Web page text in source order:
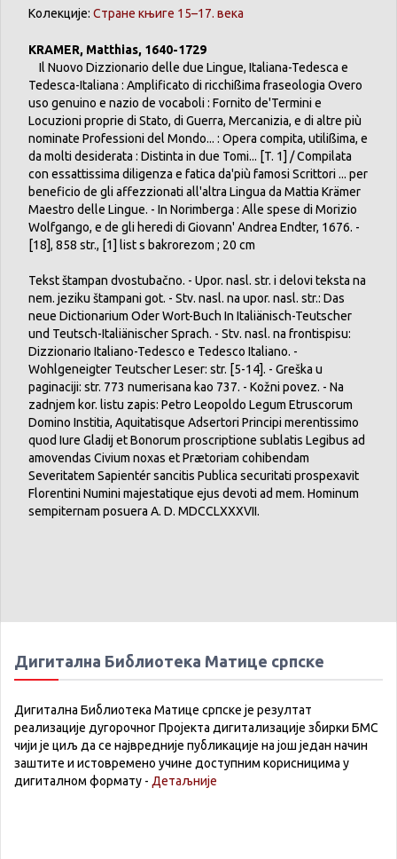
Колекције: Стране књиге 15–17. века
KRAMER, Matthias, 1640-1729
Il Nuovo Dizzionario delle due Lingue, Italiana-Tedesca e
Tedesca-Italiana : Amplificato di ricchißima fraseologia Overo
uso genuino e nazio de vocaboli : Fornito de'Termini e
Locuzioni proprie di Stato, di Guerra, Mercanizia, e di altre più
nominate Professioni del Mondo... : Opera compita, utilißima, e
da molti desiderata : Distinta in due Tomi... [T. 1] / Compilata
con essattissima diligenza e fatica da'più famosi Scrittori ... per
beneficio de gli affezzionati all'altra Lingua da Mattia Krämer
Maestro delle Lingue. - In Norimberga : Alle spese di Morizio
Wolfgango, e de gli heredi di Giovann' Andrea Endter, 1676. -
[18], 858 str., [1] list s bakrorezom ; 20 cm
Tekst štampan dvostubačno. - Upor. nasl. str. i delovi teksta na
nem. jeziku štampani got. - Stv. nasl. na upor. nasl. str.: Das
neue Dictionarium Oder Wort-Buch In Italiänisch-Teutscher
und Teutsch-Italiänischer Sprach. - Stv. nasl. na frontispisu:
Dizzionario Italiano-Tedesco e Tedesco Italiano. -
Wohlgeneigter Teutscher Leser: str. [5-14]. - Greška u
paginaciji: str. 773 numerisana kao 737. - Kožni povez. - Na
zadnjem kor. listu zapis: Petro Leopoldo Legum Etruscorum
Domino Institia, Aquitatisque Adsertori Principi merentissimo
quod Iure Gladij et Bonorum proscriptione sublatis Legibus ad
amovendas Civium noxas et Prætoriam cohibendam
Severitatem Sapientér sancitis Publica securitati prospexavit
Florentini Numini majestatique ejus devoti ad mem. Hominum
sempiternam posuera A. D. MDCCLXXXVII.
Дигитална Библиотека Матице српске
Дигитална Библиотека Матице српске је резултат
реализације дугорочног Пројекта дигитализације збирки БМС
чији је циљ да се највредније публикације на још један начин
заштите и истовремено учине доступним корисницима у
дигиталном формату - Детаљније